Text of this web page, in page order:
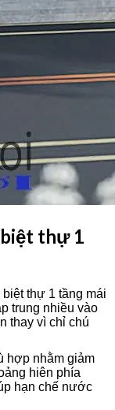
thự 1
thự 1 tầng mái
trung nhiều vào
thay vì chỉ chú
hợp nhằm giảm
hiên phía
hạn chế nước